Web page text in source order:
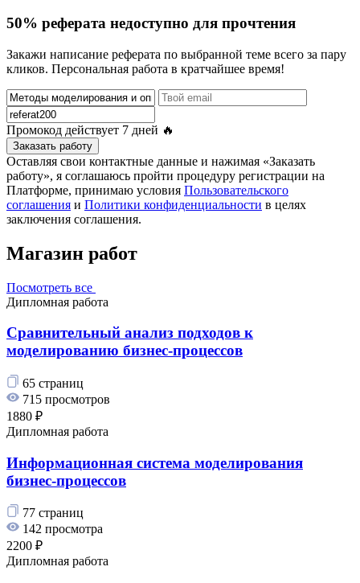
50% реферата недоступно для прочтения
Закажи написание реферата по выбранной теме всего за пару
кликов. Персональная работа в кратчайшее время!
Промокод действует 7 дней 🔥
Заказать работу
Оставляя свои контактные данные и нажимая «Заказать
работу», я соглашаюсь пройти процедуру регистрации на
Платформе, принимаю условия Пользовательского
соглашения и Политики конфиденциальности в целях
заключения соглашения.
Магазин работ
Посмотреть все
Дипломная работа
Сравнительный анализ подходов к
моделированию бизнес-процессов
65 страниц
715 просмотров
1880 ₽
Дипломная работа
Информационная система моделирования
бизнес-процессов
77 страниц
142 просмотра
2200 ₽
Дипломная работа